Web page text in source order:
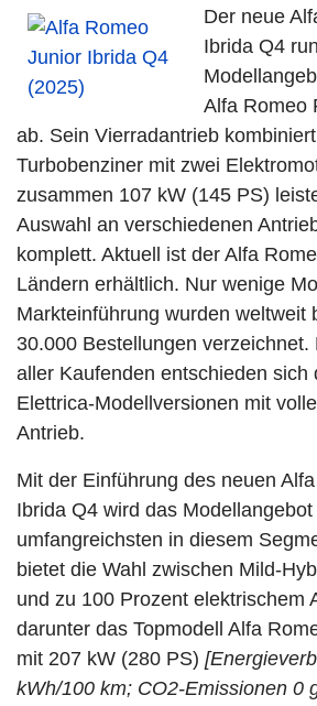
Der neue
Ibrida Q4
Alfa Romeo
ab. Sein Vierradantrieb
Turbobenziner mit zwei
zusammen 107 kW (145 PS)
Auswahl an verschiedenen
komplett. Aktuell ist der Alfa
Ländern erhältlich. Nur wenige
Markteinführung wurden weltweit
30.000 Bestellungen
aller Kaufenden entschieden sich
Elettrica-Modellversionen mit
Antrieb.
Mit der Einführung des neuen
Ibrida Q4 wird das Modellangebot
umfangreichsten in diesem
bietet die Wahl zwischen Mild-
und zu 100 Prozent elektrischem
darunter das Topmodell Alfa
mit 207 kW (280 PS)
kWh/100 km; CO2-Emissionen 0